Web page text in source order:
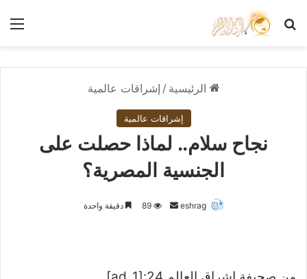
بحث عن
الرئيسية / إشراقات عالمية
إشراقات عالمية
نجاح سلام.. لماذا حصلت على
الجنسية المصرية؟
eshrag
أرسل89 دقيقة واحدة